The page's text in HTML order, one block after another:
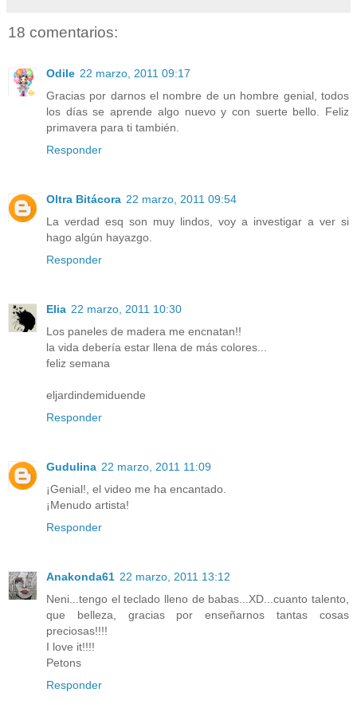
18 comentarios:
Odile 22 marzo, 2011 09:17
Gracias por darnos el nombre de un hombre genial, todos
los días se aprende algo nuevo y con suerte bello. Feliz
primavera para ti también.
Responder
Oltra Bitácora 22 marzo, 2011 09:54
La verdad esq son muy lindos, voy a investigar a ver si
hago algún hayazgo.
Responder
Elia 22 marzo, 2011 10:30
Los paneles de madera me encnatan!!
la vida debería estar llena de más colores...
feliz semana
eljardindemiduende
Responder
Gudulina 22 marzo, 2011 11:09
¡Genial!, el video me ha encantado.
¡Menudo artista!
Responder
Anakonda61 22 marzo, 2011 13:12
Neni...tengo el teclado lleno de babas...XD...cuanto talento,
que belleza, gracias por enseñarnos tantas cosas
preciosas!!!!
I love it!!!!
Petons
Responder